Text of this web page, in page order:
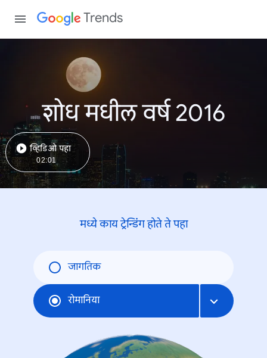
Trends
शोध मधील वर्ष 2016
व्हिडिओ पहा
02:01
मध्ये काय ट्रेन्डिंंग होते ते पहा
जागतिक
रोमानिया